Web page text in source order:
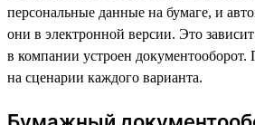
персональные данные на бумаге, и
они в электронной версии. Это
в компании устроен
на сценарии каждого варианта.